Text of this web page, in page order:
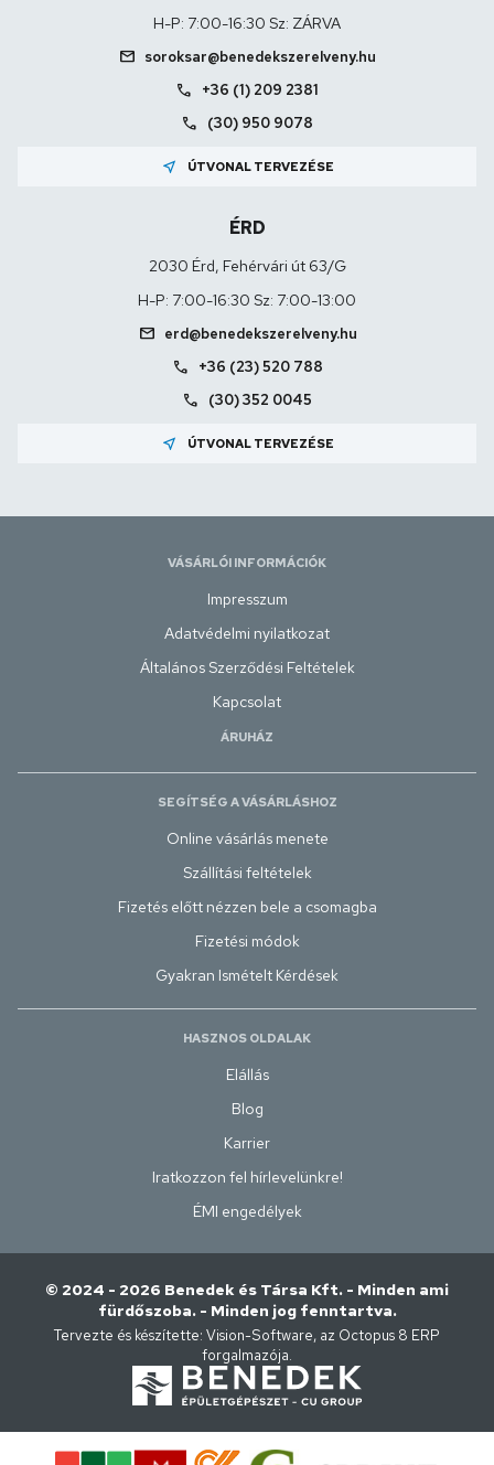
H-P: 7:00-16:30 Sz: ZÁRVA
mail soroksar@benedekszerelveny.hu
call +36 (1) 209 2381
call (30) 950 9078
near_me ÚTVONAL TERVEZÉSE
ÉRD
2030 Érd, Fehérvári út 63/G
H-P: 7:00-16:30 Sz: 7:00-13:00
mail erd@benedekszerelveny.hu
call +36 (23) 520 788
call (30) 352 0045
near_me ÚTVONAL TERVEZÉSE
VÁSÁRLÓI INFORMÁCIÓK
Impresszum
Adatvédelmi nyilatkozat
Általános Szerződési Feltételek
Kapcsolat
ÁRUHÁZ
SEGÍTSÉG A VÁSÁRLÁSHOZ
Online vásárlás menete
Szállítási feltételek
Fizetés előtt nézzen bele a csomagba
Fizetési módok
Gyakran Ismételt Kérdések
HASZNOS OLDALAK
Elállás
Blog
Karrier
Iratkozzon fel hírlevelünkre!
ÉMI engedélyek
© 2024 - 2026 Benedek és Társa Kft. - Minden ami
fürdőszoba. - Minden jog fenntartva.
Tervezte és készítette: Vision-Software, az Octopus 8 ERP
forgalmazója.